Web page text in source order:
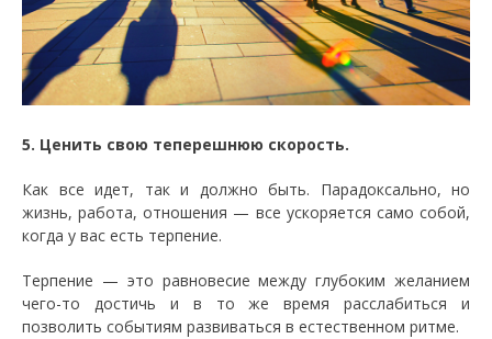
5. Ценить свою теперешнюю скорость.
Как все идет, так и должно быть. Парадоксально, но
жизнь, работа, отношения — все ускоряется само собой,
когда у вас есть терпение.
Терпение — это равновесие между глубоким желанием
чего-то достичь и в то же время расслабиться и
позволить событиям развиваться в естественном ритме.